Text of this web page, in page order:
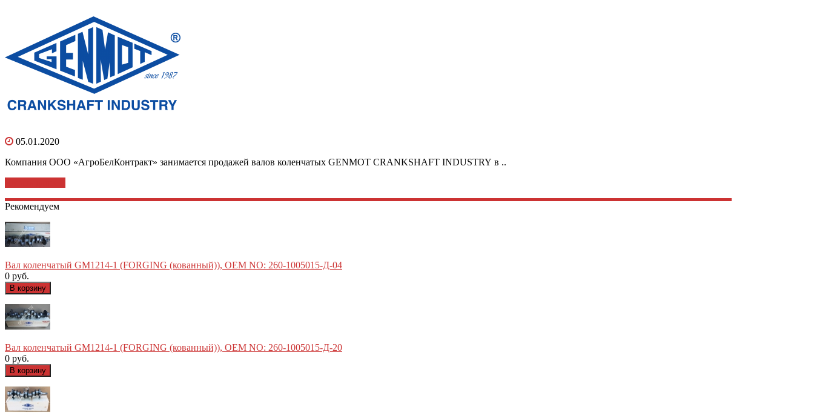
05.01.2020
Компания ООО «АгроБелКонтракт» занимается продажей валов коленчатых GENMOT CRANKSHAFT INDUSTRY в ..
Рекомендуем
Вал коленчатый GM1214-1 (FORGING (кованный)), OEM NO: 260-1005015-Д-04
0 руб.
Вал коленчатый GM1214-1 (FORGING (кованный)), OEM NO: 260-1005015-Д-20
0 руб.